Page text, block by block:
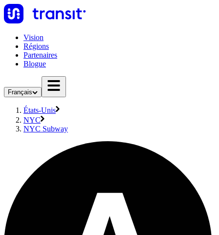
Vision
Régions
Partenaires
Blogue
Français
États-Unis
NYC
NYC Subway